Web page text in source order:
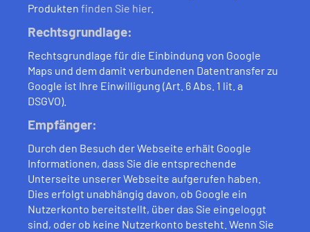
Produkten finden Sie hier.
Rechtsgrundlage:
Rechtsgrundlage für die Einbindung von Google
Maps und dem damit verbundenen Datentransfer zu
Google ist Ihre Einwilligung (Art. 6 Abs. 1 lit. a
DSGVO).
Empfänger:
Durch den Besuch der Webseite erhält Google
Informationen, dass Sie die entsprechende
Unterseite unserer Webseite aufgerufen haben.
Dies erfolgt unabhängig davon, ob Google ein
Nutzerkonto bereitstellt, über das Sie eingeloggt
sind, oder ob keine Nutzerkonto besteht. Wenn Sie